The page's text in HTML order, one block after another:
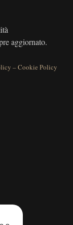
aggiornato.
–Cookie Policy